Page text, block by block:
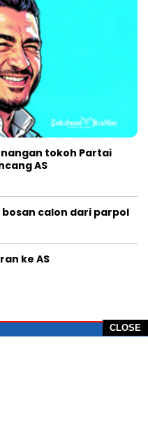
CLOSE
tokoh Partai
AS
bosan calon dari parpol
ke AS